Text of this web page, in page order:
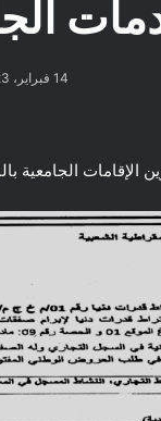
14 فبراير، 2023
الجامعية